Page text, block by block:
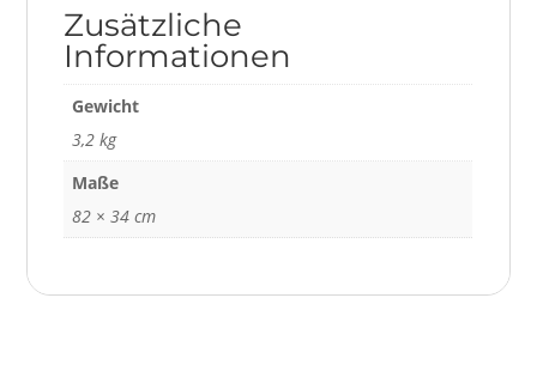
Zusätzliche
Informationen
Gewicht
3,2 kg
Maße
82 × 34 cm